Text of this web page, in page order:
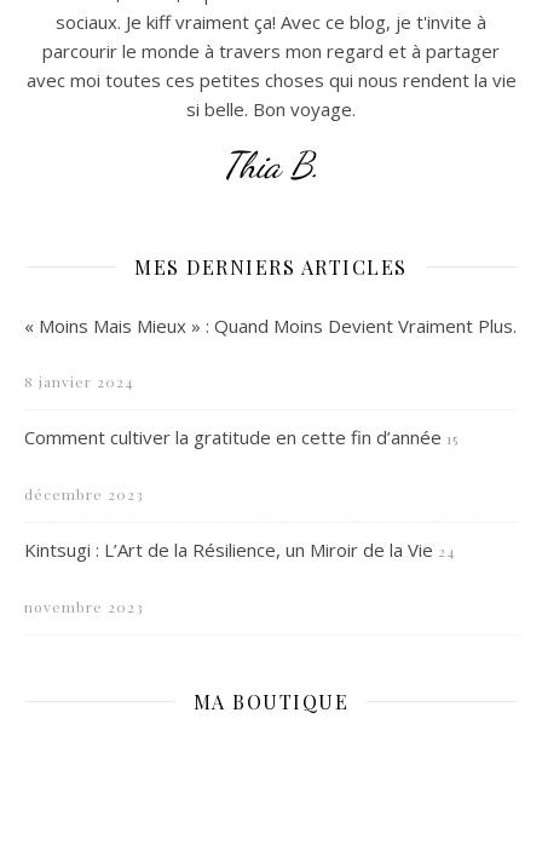
sociaux. Je kiff vraiment ça! Avec ce blog, je t'invite à
parcourir le monde à travers mon regard et à partager
avec moi toutes ces petites choses qui nous rendent la vie
si belle. Bon voyage.
Thia B.
MES DERNIERS ARTICLES
« Moins Mais Mieux » : Quand Moins Devient Vraiment Plus.
8 janvier 2024
Comment cultiver la gratitude en cette fin d’année 15
décembre 2023
Kintsugi : L’Art de la Résilience, un Miroir de la Vie 24
novembre 2023
MA BOUTIQUE